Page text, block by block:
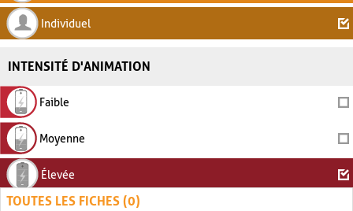
Individuel
INTENSITÉ D'ANIMATION
Faible
Moyenne
Élevée
TOUTES LES FICHES (0)